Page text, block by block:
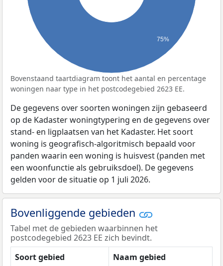
75%
Bovenstaand taartdiagram toont het aantal en percentage
woningen naar type in het postcodegebied 2623 EE.
De gegevens over soorten woningen zijn gebaseerd
op de Kadaster woningtypering en de gegevens over
stand- en ligplaatsen van het Kadaster. Het soort
woning is geografisch-algoritmisch bepaald voor
panden waarin een woning is huisvest (panden met
een woonfunctie als gebruiksdoel). De gegevens
gelden voor de situatie op 1 juli 2026.
Bovenliggende gebieden
Tabel met de gebieden waarbinnen het
postcodegebied 2623 EE zich bevindt.
Soort gebied
Naam gebied